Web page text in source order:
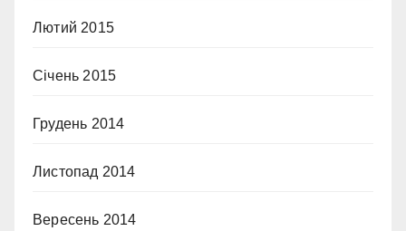
Лютий 2015
Січень 2015
Грудень 2014
Листопад 2014
Вересень 2014